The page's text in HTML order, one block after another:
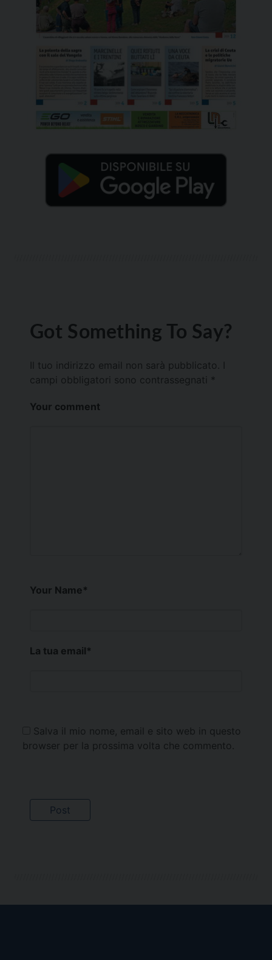
Got Something To Say?
Il tuo indirizzo email non sarà pubblicato.
campi obbligatori sono contrassegnati *
Your comment
Your Name*
La tua email*
Salva il mio nome, email e sito web in questo
browser per la prossima volta che commento.